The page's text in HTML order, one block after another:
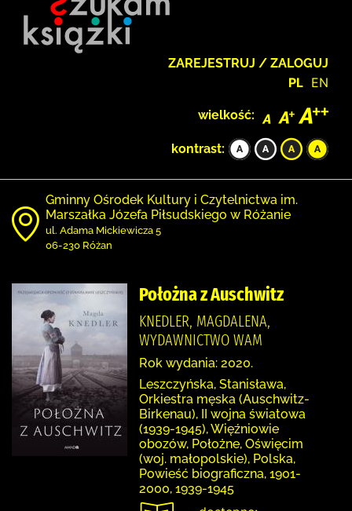
ZAREJESTRUJ / ZALOGUJ
PL EN
wielkość:
kontrast:
Gminny Ośrodek Kultury i Czytelnictwa im.
Marszałka Józefa Piłsudskiego w Różanie
ul. Adama Mickiewicza 5
06-230 Różan
Położna z Auschwitz
KNEDLER, MAGDALENA,
WYDAWNICTWO WAM
Rok wydania: 2020.
Leszczyńska, Stanisława,
Orkiestra męska (Auschwitz-
Birkenau), II wojna światowa
(1939-1945), Więźniowie
obozów, Położne, Oświęcim
(woj. małopolskie), Polska,
Powieść biograficzna, 1901-
2000, 1939-1945